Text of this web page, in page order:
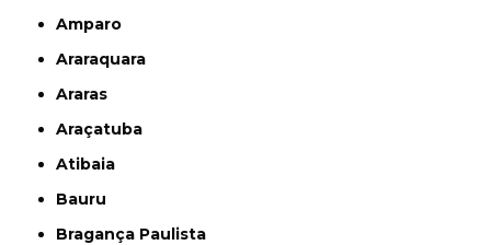
Amparo
Araraquara
Araras
Araçatuba
Atibaia
Bauru
Bragança Paulista